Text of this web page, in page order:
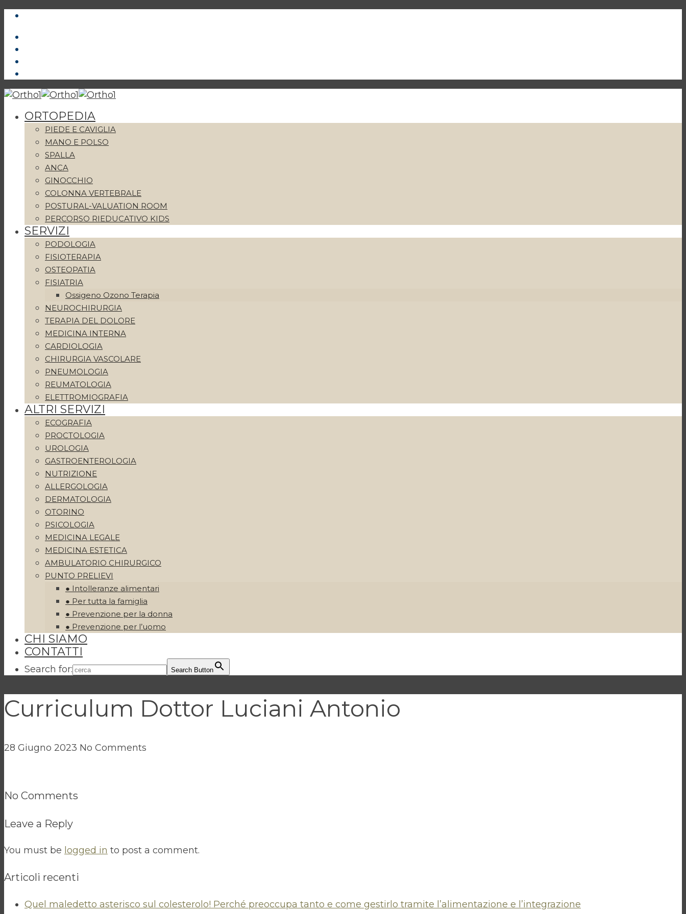
ORTOPEDIA
PIEDE E CAVIGLIA
MANO E POLSO
SPALLA
ANCA
GINOCCHIO
COLONNA VERTEBRALE
POSTURAL-VALUATION ROOM
PERCORSO RIEDUCATIVO KIDS
SERVIZI
PODOLOGIA
FISIOTERAPIA
OSTEOPATIA
FISIATRIA
Ossigeno Ozono Terapia
NEUROCHIRURGIA
TERAPIA DEL DOLORE
MEDICINA INTERNA
CARDIOLOGIA
CHIRURGIA VASCOLARE
PNEUMOLOGIA
REUMATOLOGIA
ELETTROMIOGRAFIA
ALTRI SERVIZI
ECOGRAFIA
PROCTOLOGIA
UROLOGIA
GASTROENTEROLOGIA
NUTRIZIONE
ALLERGOLOGIA
DERMATOLOGIA
OTORINO
PSICOLOGIA
MEDICINA LEGALE
MEDICINA ESTETICA
AMBULATORIO CHIRURGICO
PUNTO PRELIEVI
● Intolleranze alimentari
● Per tutta la famiglia
● Prevenzione per la donna
● Prevenzione per l’uomo
CHI SIAMO
CONTATTI
Search for: Search Button
Curriculum Dottor Luciani Antonio
28 Giugno 2023 No Comments
No Comments
Leave a Reply
You must be logged in to post a comment.
Articoli recenti
Quel maledetto asterisco sul colesterolo! Perché preoccupa tanto e come gestirlo tramite l’alimentazione e l’integrazione